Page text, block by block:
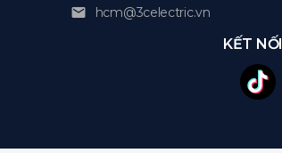
hcm@3celectric.vn
KẾT